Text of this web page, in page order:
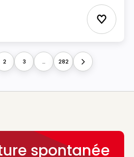
Ajouter
2 3 ... 282 Next
spontanée